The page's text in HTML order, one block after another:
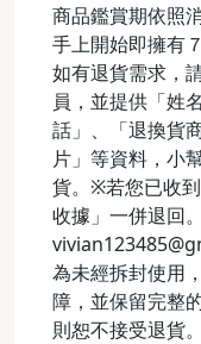
商品鑑賞期依照
手上開始即擁有
如有退貨需求，
員，並提供「姓
話」、「退換貨
片」等資料，小
貨。※若您已收
收據」一併退回
為未經拆封使用
障，並保留完整
則恕不接受退貨